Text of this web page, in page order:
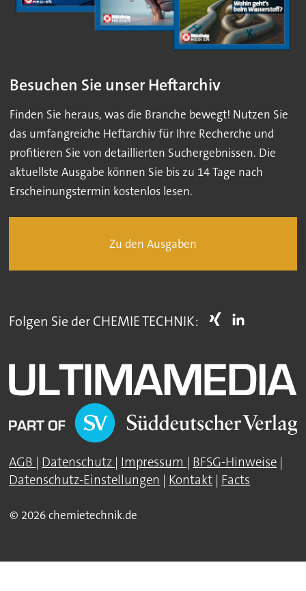
Besuchen Sie unser Heftarchiv
Finden Sie heraus, was die Branche bewegt! Nutzen Sie
das umfangreiche Heftarchiv für Ihre Recherche und
profitieren Sie von detaillierten Suchergebnissen. Die
aktuellste Ausgabe können Sie bis zu 14 Tage nach
Erscheinungstermin kostenlos lesen.
Zu den Ausgaben
Folgen Sie der CHEMIE TECHNIK:
AGB | Datenschutz | Impressum | BFSG-Hinweise |
Datenschutz-Einstellungen | Kontakt | Facts
© 2026 chemietechnik.de